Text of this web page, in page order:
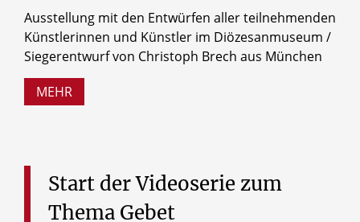
Ausstellung mit den Entwürfen aller teilnehmenden
Künstlerinnen und Künstler im Diözesanmuseum /
Siegerentwurf von Christoph Brech aus München
MEHR
Start derVideoserie zum
Thema Gebet